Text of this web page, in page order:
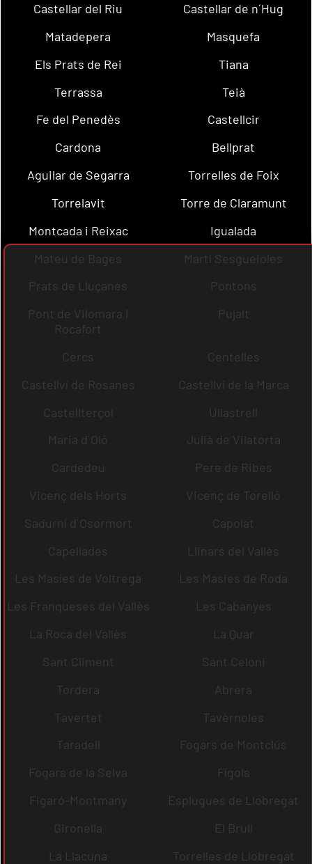
Castellar del Riu
Castellar de n´Hug
Matadepera
Masquefa
Els Prats de Rei
Tiana
Terrassa
Teià
Fe del Penedès
Castellcir
Cardona
Bellprat
Aguilar de Segarra
Torrelles de Foix
Torrelavit
Torre de Claramunt
Montcada i Reixac
Igualada
Mateu de Bages
Martí Sesgueioles
Prats de Lluçanès
Pontons
Pont de Vilomara i
Rocafort
Pujalt
Cercs
Centelles
Castellví de Rosanes
Castellví de la Marca
Castellterçol
Ullastrell
Maria d´Oló
Julià de Vilatorta
Cardedeu
Pere de Ribes
Vicenç dels Horts
Vicenç de Torelló
Sadurní d´Osormort
Capolat
Capellades
Llinars del Vallès
Les Masíes de Voltregà
Les Masies de Roda
Les Franqueses del Vallès
Les Cabanyes
La Roca del Vallès
La Quar
Sant Climent
Sant Celoni
Tordera
Abrera
Tavertet
Tavèrnoles
Taradell
Fogars de Montclús
Fogars de la Selva
Fígols
Figaró-Montmany
Esplugues de Llobregat
Gironella
El Brull
La Llacuna
Torrelles de Llobregat